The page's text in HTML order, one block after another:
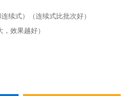
续式）（连续式比批次好）
效果越好）
齿，中齿，细齿，超细齿，约细齿效果越
，乳化分散时间（可以看作同等的电机，